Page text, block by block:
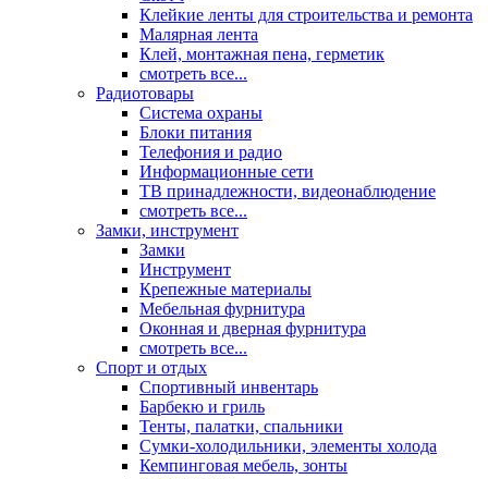
Клейкие ленты для строительства и ремонта
Малярная лента
Клей, монтажная пена, герметик
смотреть все...
Радиотовары
Система охраны
Блоки питания
Телефония и радио
Информационные сети
ТВ принадлежности, видеонаблюдение
смотреть все...
Замки, инструмент
Замки
Инструмент
Крепежные материалы
Мебельная фурнитура
Оконная и дверная фурнитура
смотреть все...
Спорт и отдых
Спортивный инвентарь
Барбекю и гриль
Тенты, палатки, спальники
Сумки-холодильники, элементы холода
Кемпинговая мебель, зонты